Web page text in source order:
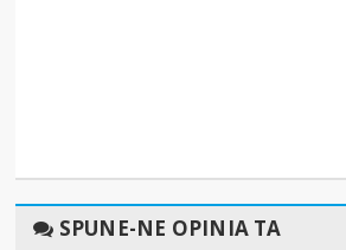
SPUNE-NE OPINIA TA